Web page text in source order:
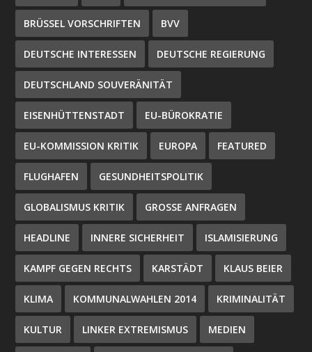
BRÜSSEL VORSCHRIFTEN BVV
DEUTSCHE INTERESSEN DEUTSCHE REGIERUNG
DEUTSCHLAND SOUVERÄNITÄT
EISENHÜTTENSTADT EU-BÜROKRATIE
EU-KOMMISSION KRITIK EUROPA FEATURED
FLUGHAFEN GESUNDHEITSPOLITIK
GLOBALISMUS KRITIK GROSSE ANFRAGEN
HEADLINE INNERE SICHERHEIT ISLAMISIERUNG
KAMPF GEGEN RECHTS KARSTÄDT KLAUS BEIER
KLIMA KOMMUNALWAHLEN 2014 KRIMINALITÄT
KULTUR LINKER EXTREMISMUS MEDIEN